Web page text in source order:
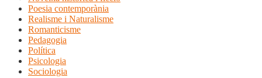
Poesia contemporània
Realisme i Naturalisme
Romanticisme
Pedagogia
Política
Psicologia
Sociologia